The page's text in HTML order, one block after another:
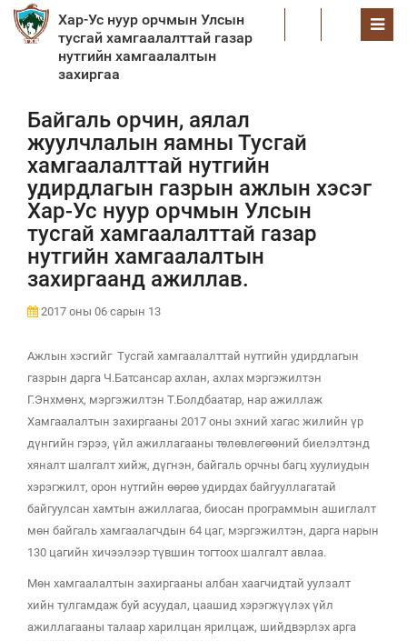
Хар-Ус нуур орчмын Улсын
тусгай хамгаалалттай газар
нутгийн хамгаалалтын
захиргаа
Байгаль орчин, аялал
жуулчлалын яамны Тусгай
хамгаалалттай нутгийн
удирдлагын газрын ажлын хэсэг
Хар-Ус нуур орчмын Улсын
тусгай хамгаалалттай газар
нутгийн хамгаалалтын
захиргаанд ажиллав.
2017 оны 06 сарын 13
Ажлын хэсгийг Тусгай хамгаалалттай нутгийн удирдлагын
газрын дарга Ч.Батсансар ахлан, ахлах мэргэжилтэн
Г.Энхмөнх, мэргэжилтэн Т.Болдбаатар, нар ажиллаж
Хамгаалалтын захиргааны 2017 оны эхний хагас жилийн үр
дүнгийн гэрээ, үйл ажиллагааны төлөвлөгөөний биелэлтэнд
хяналт шалгалт хийж, дүгнэн, байгаль орчны багц хуулиудын
хэрэгжилт, орон нутгийн өөрөө удирдах байгууллагатай
байгуулсан хамтын ажиллагаа, биосан программын ашиглалт
мөн байгаль хамгаалагчдын 64 цаг, мэргэжилтэн, дарга нарын
130 цагийн хичээлээр түвшин тогтоох шалгалт авлаа.
Мөн хамгаалалтын захиргааны албан хаагчидтай уулзалт
хийн тулгамдаж буй асуудал, цаашид хэрэгжүүлэх үйл
ажиллагааны талаар харилцан ярилцаж, шийдвэрлэх арга